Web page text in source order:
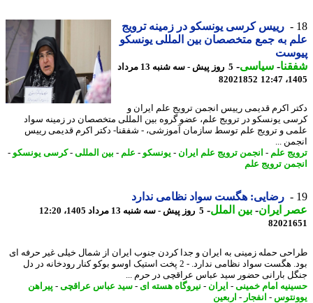
رییس کرسی یونسکو در زمینه ترویج
به جمع متخصصان بین المللی یونسکو
-سیاسی-
5 روز پیش - سه شنبه 13 مرداد
82021852
اکرم قدیمی رییس انجمن ترویج علم ایران و
یونسکو در ترویج علم، عضو گروه بین المللی متخصصان در زمینه سواد
و ترویج علم توسط سازمان آموزشی، - شفقنا- دکتر اکرم قدیمی رییس
...
علم -انجمن ترویج علم ایران - یونسکو-علم -بین المللی-کرسی یونسکو-
ترویج علم
رضایی: هگست سواد نظامی ندارد
ایران- بین الملل-5 روز پیش - سه شنبه 13 مرداد 1405، 12:20
حمله زمینی به ایران و جدا کردن جنوب ایران از شمال خیلی غیر حرفه ای
بود. هگست سواد نظامی ندارد. - 2 پخت استیک اوسو بوکو کنار رودخانه در دل
بارانی حضور سید عباس عراقچی در حرم ...
امام خمینی-ایران - نیروگاه هسته ای- سید عباس عراقچی-پیراهن
-انفجار-اربعین